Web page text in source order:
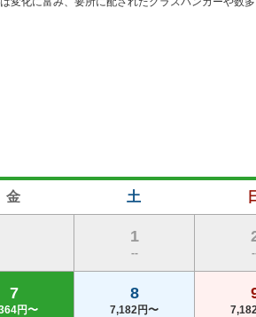
金 土
1
--
7
円〜
8
7,182円〜